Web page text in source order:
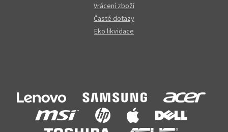
Vrácení zboží
Časté dotazy
Eko likvidace